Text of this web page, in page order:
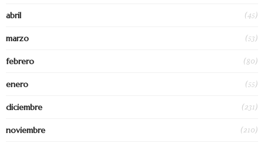
abril (45)
marzo (53)
febrero (80)
enero (55)
diciembre (231)
noviembre (210)